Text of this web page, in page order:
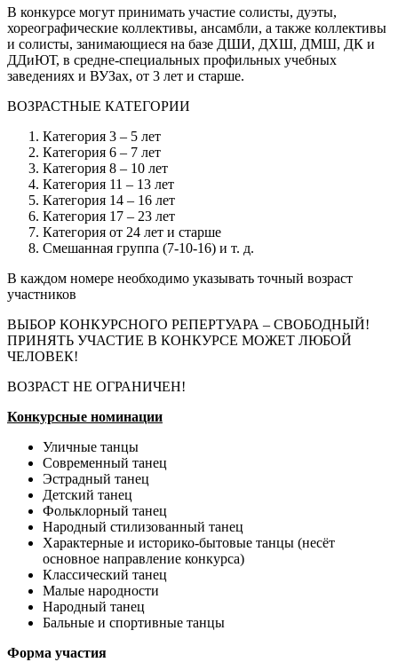
В конкурсе могут принимать участие солисты, дуэты,
хореографические коллективы, ансамбли, а также коллективы
и солисты, занимающиеся на базе ДШИ, ДХШ, ДМШ, ДК и
ДДиЮТ, в средне-специальных профильных учебных
заведениях и ВУЗах, от 3 лет и старше.
ВОЗРАСТНЫЕ КАТЕГОРИИ
Категория 3 – 5 лет
Категория 6 – 7 лет
Категория 8 – 10 лет
Категория 11 – 13 лет
Категория 14 – 16 лет
Категория 17 – 23 лет
Категория от 24 лет и старше
Смешанная группа (7-10-16) и т. д.
В каждом номере необходимо указывать точный возраст
участников
ВЫБОР КОНКУРСНОГО РЕПЕРТУАРА – СВОБОДНЫЙ!
ПРИНЯТЬ УЧАСТИЕ В КОНКУРСЕ МОЖЕТ ЛЮБОЙ
ЧЕЛОВЕК!
ВОЗРАСТ НЕ ОГРАНИЧЕН!
Конкурсные номинации
Уличные танцы
Современный танец
Эстрадный танец
Детский танец
Фольклорный танец
Народный стилизованный танец
Характерные и историко-бытовые танцы (несёт
основное направление конкурса)
Классический танец
Малые народности
Народный танец
Бальные и спортивные танцы
Форма участия